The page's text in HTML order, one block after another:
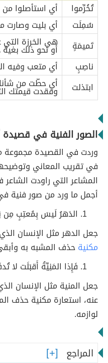
تُخُرِّموا
أي استأصلوا من
سُمِلَت أي بليت وصارت
تَميمَةٍ هي الخرزة
أو نحو ذلك بغية
ناصِبٍ أي متعب وفيه
ابتذلت أي حطّت من
وفقدت قيمتك
الصور الفنية في قصيدة
وردت في القصيدة مجموعة
في تقريب المعاني
المشاعر التي راودت
أجمل ما ورد من صور فنية
الدَهرُ لَيسَ بِمُعتِبٍ مِن
جعل الدهر مثل الإنسان
مكنيةحذف المشبه به
فَإِذا المَنِيِّةُ أَقبَلَت لا
جعل المنية مثل الإنسان
عنه، استعارة مكنية حذف
لوازمه.
المراجع